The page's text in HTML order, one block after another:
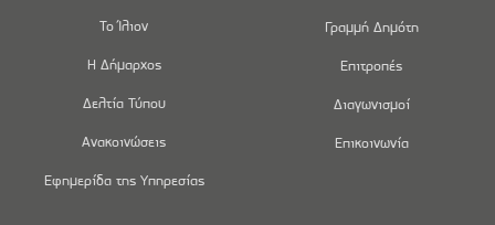
Το Ίλιον
Η Δήμαρχος
Δελτία Τύπου
Ανακοινώσεις
Εφημερίδα της Υπηρεσίας
Γραμμή Δημότη
Επιτροπές
Διαγωνισμοί
Επικοινωνία